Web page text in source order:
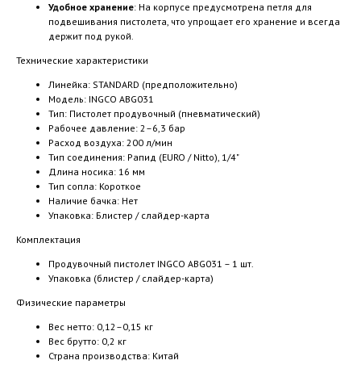
Удобное хранение: На корпусе предусмотрена петля для
подвешивания пистолета, что упрощает его хранение и всегда
держит под рукой.
Технические характеристики
Линейка: STANDARD (предположительно)
Модель: INGCO ABG031
Тип: Пистолет продувочный (пневматический)
Рабочее давление: 2–6,3 бар
Расход воздуха: 200 л/мин
Тип соединения: Рапид (EURO / Nitto), 1/4"
Длина носика: 16 мм
Тип сопла: Короткое
Наличие бачка: Нет
Упаковка: Блистер / слайдер-карта
Комплектация
Продувочный пистолет INGCO ABG031 – 1 шт.
Упаковка (блистер / слайдер-карта)
Физические параметры
Вес нетто: 0,12–0,15 кг
Вес брутто: 0,2 кг
Страна производства: Китай